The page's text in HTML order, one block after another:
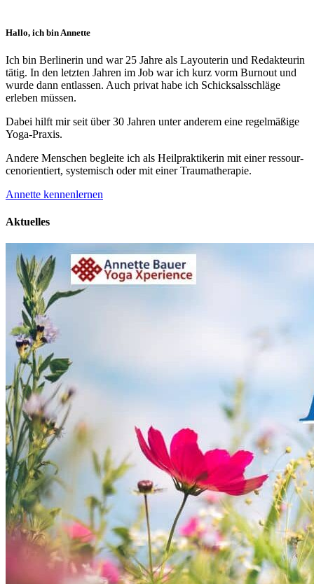
Hallo, ich bin Annette
Ich bin Berlinerin und war 25 Jahre als Layouterin und Redak­teurin
tätig. In den letzten Jahren im Job war ich kurz vorm Burnout und
wurde dann ent­lassen. Auch privat habe ich Schick­sals­schläge
erleben müssen.
Dabei hilft mir seit über 30 Jahren unter anderem eine regelmäßige
Yoga-Praxis.
Andere Menschen begleite ich als Heil­prakti­kerin mit einer ressour­
cenorien­tiert, systemisch oder mit einer Trauma­therapie.
Annette kennenlernen
Aktuelles